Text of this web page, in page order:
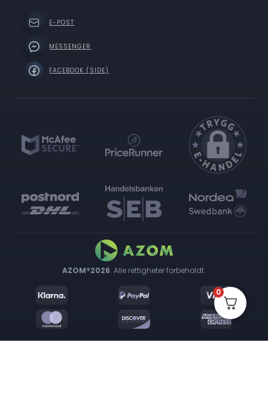
E-POST
MESSENGER
FACEBOOK (SIDE)
AZOM®2026. Alle rettigheter forbeholdt.
0